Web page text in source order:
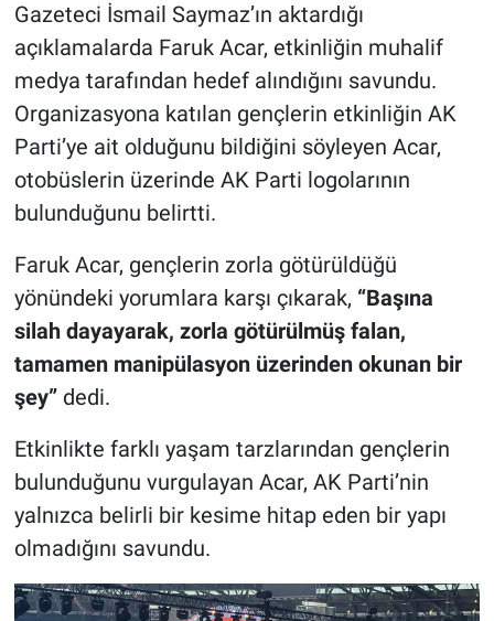
Gazeteci İsmail Saymaz’ın aktardığı
açıklamalarda Faruk Acar, etkinliğin muhalif
medya tarafından hedef alındığını savundu.
Organizasyona katılan gençlerin etkinliğin AK
Parti’ye ait olduğunu bildiğini söyleyen Acar,
otobüslerin üzerinde AK Parti logolarının
bulunduğunu belirtti.
Faruk Acar, gençlerin zorla götürüldüğü
yönündeki yorumlara karşı çıkarak, “Başına
silah dayayarak, zorla götürülmüş falan,
tamamen manipülasyon üzerinden okunan bir
şey”dedi.
Etkinlikte farklı yaşam tarzlarından gençlerin
bulunduğunu vurgulayan Acar, AK Parti’nin
yalnızca belirli bir kesime hitap eden bir yapı
olmadığını savundu.